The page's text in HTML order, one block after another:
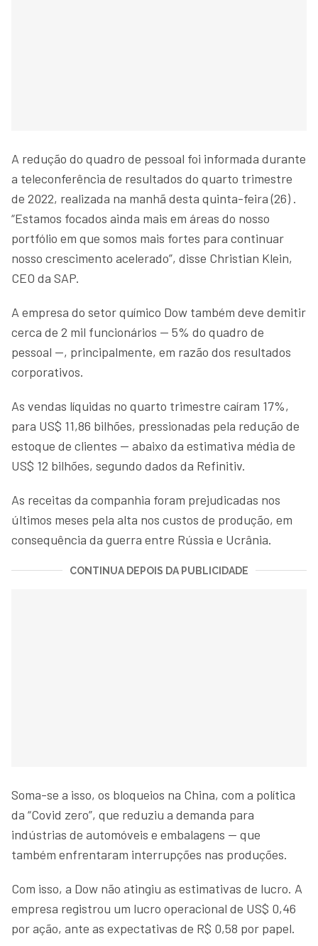
A redução do quadro de pessoal foi informada durante
a teleconferência de resultados do quarto trimestre
de 2022, realizada na manhã desta quinta-feira (26) .
“Estamos focados ainda mais em áreas do nosso
portfólio em que somos mais fortes para continuar
nosso crescimento acelerado”, disse Christian Klein,
CEO da SAP.
A empresa do setor químico Dow também deve demitir
cerca de 2 mil funcionários — 5% do quadro de
pessoal —, principalmente, em razão dos resultados
corporativos.
As vendas líquidas no quarto trimestre caíram 17%,
para US$ 11,86 bilhões, pressionadas pela redução de
estoque de clientes — abaixo da estimativa média de
US$ 12 bilhões, segundo dados da Refinitiv.
As receitas da companhia foram prejudicadas nos
últimos meses pela alta nos custos de produção, em
consequência da guerra entre Rússia e Ucrânia.
CONTINUA DEPOIS DA PUBLICIDADE
Soma-se a isso, os bloqueios na China, com a política
da “Covid zero”, que reduziu a demanda para
indústrias de automóveis e embalagens — que
também enfrentaram interrupções nas produções.
Com isso, a Dow não atingiu as estimativas de lucro. A
empresa registrou um lucro operacional de US$ 0,46
por ação, ante as expectativas de R$ 0,58 por papel.